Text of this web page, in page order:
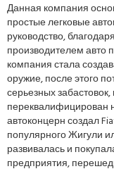
Данная компания
простые легковые
руководство,
производителем авто
компания стала
оружие, после этого
серьезных
переквалифицирован
автоконцерн создал
популярного Жигули
развивалась и
предприятия,